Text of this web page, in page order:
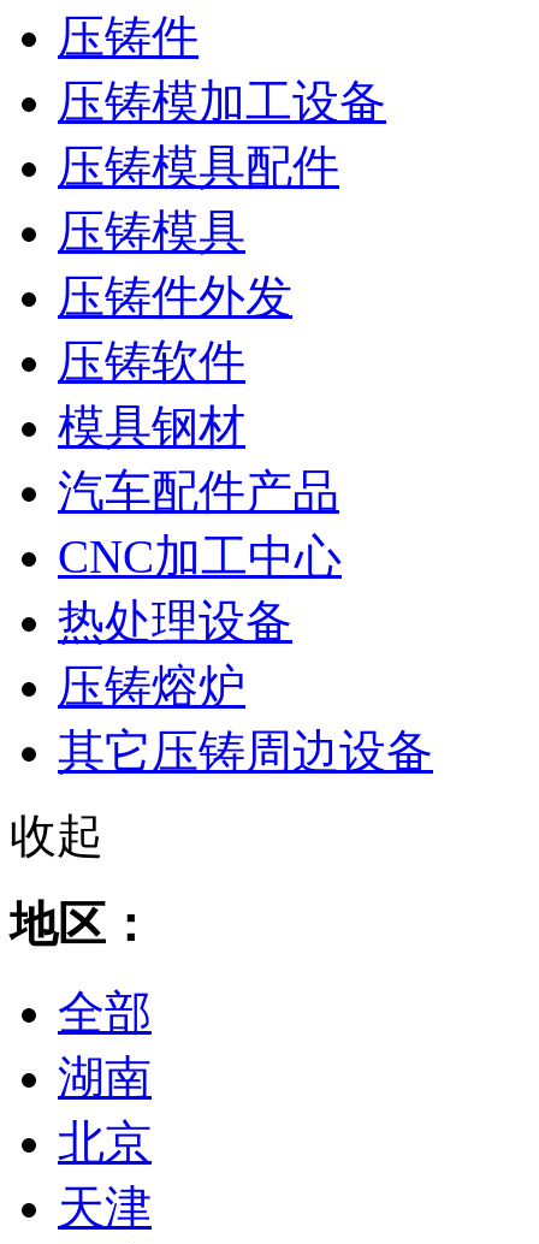
压铸件
压铸模加工设备
压铸模具配件
压铸模具
压铸件外发
压铸软件
模具钢材
汽车配件产品
CNC加工中心
热处理设备
压铸熔炉
其它压铸周边设备
收起
地区：
全部
湖南
北京
天津